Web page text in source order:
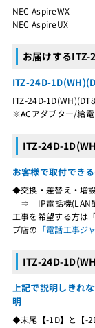
NEC AspireWX
NEC AspireUX
お届けする
ITZ-24D-
ITZ-24D-
※ACアダプター/給
ITZ-24D-
お客様で取付でき
◆交換・差替え・増
⇒ IP電話機(LAN配
工事を希望する方は
プ店の 「電話工事ジ
ITZ-24D-
上記で説明しきれ
明
◆末尾【-1D】と【-